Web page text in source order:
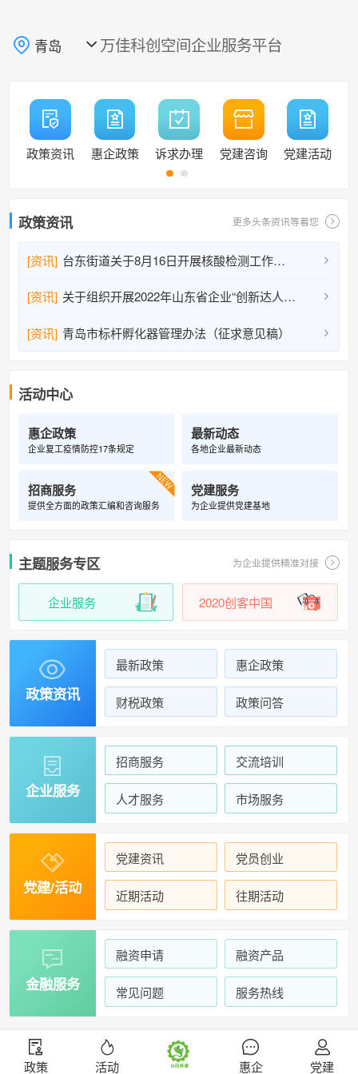
 青岛 万佳科创空间企业服务平台
政策资讯 惠企政策 诉求办理 党建咨询 党建活动
政策资讯 更多头条资讯等着您
[资讯] 台东街道关于8月16日开展核酸检测工作的通告 
[资讯] 关于组织开展2022年山东省企业“创新达人”宣讲活动人选推荐工作的通知 
[资讯] 青岛市标杆孵化器管理办法（征求意见稿） 
活动中心
惠企政策
企业复工疫情防控17条规定
最新动态
各地企业最新动态
招商服务
提供全方面的政策汇编和咨询服务
 党建服务
为企业提供党建基地
主题服务专区 为企业提供精准对接
企业服务 2020创客中国

政策资讯
最新政策 惠企政策
财税政策 政策问答

企业服务
招商服务 交流培训
人才服务 市场服务

党建/活动
党建资讯 党员创业
近期活动 往期活动

金融服务
融资申请 融资产品
常见问题 服务热线
政策 活动 惠企 党建